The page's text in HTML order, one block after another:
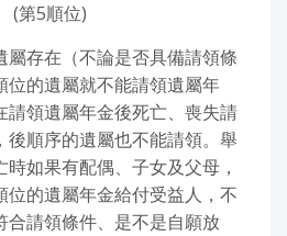
(第5順位)
屬存在（不論是否具備請領條
位的遺屬就不能請領遺屬年
請領遺屬年金後死亡、喪失請
後順序的遺屬也不能請領。舉
如果有配偶、子女及父母，
位的遺屬年金給付受益人，不
合請領條件、是不是自願放